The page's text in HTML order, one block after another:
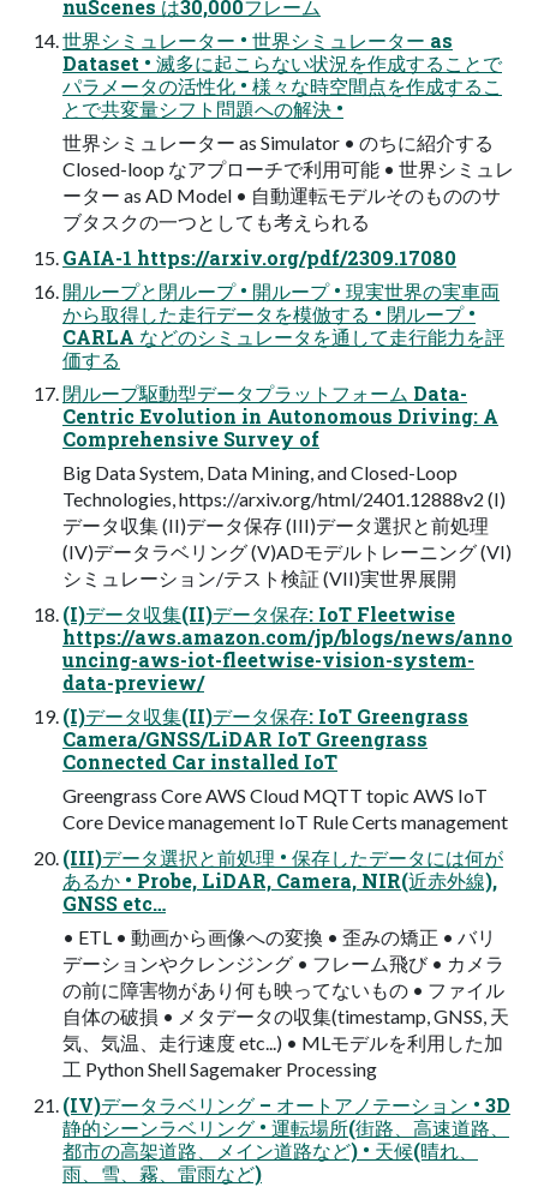
nuScenes は30,000フレーム
世界シミュレーター • 世界シミュレーター as
Dataset • 滅多に起こらない状況を作成することで
パラメータの活性化 • 様々な時空間点を作成するこ
とで共変量シフト問題への解決 •
世界シミュレーター as Simulator • のちに紹介する
Closed-loop なアプローチで利⽤可能 • 世界シミュレ
ーター as AD Model • ⾃動運転モデルそのもののサ
ブタスクの⼀つとしても考えられる
GAIA-1 https://arxiv.org/pdf/2309.17080
開ループと閉ループ • 開ループ • 現実世界の実⾞両
から取得した⾛⾏データを模倣する • 閉ループ •
CARLA などのシミュレータを通して⾛⾏能⼒を評
価する
閉ループ駆動型データプラットフォーム Data-
Centric Evolution in Autonomous Driving: A
Comprehensive Survey of
Big Data System, Data Mining, and Closed-Loop
Technologies, https://arxiv.org/html/2401.12888v2 (I)
データ収集 (II)データ保存 (III)データ選択と前処理
(IV)データラベリング (V)ADモデルトレーニング (VI)
シミュレーション/テスト検証 (VII)実世界展開
(I)データ収集(II)データ保存: IoT Fleetwise
https://aws.amazon.com/jp/blogs/news/anno
uncing-aws-iot-fleetwise-vision-system-
data-preview/
(I)データ収集(II)データ保存: IoT Greengrass
Camera/GNSS/LiDAR IoT Greengrass
Connected Car installed IoT
Greengrass Core AWS Cloud MQTT topic AWS IoT
Core Device management IoT Rule Certs management
(III)データ選択と前処理 • 保存したデータには何が
あるか • Probe, LiDAR, Camera, NIR(近⾚外線),
GNSS etc…
• ETL • 動画から画像への変換 • 歪みの矯正 • バリ
デーションやクレンジング • フレーム⾶び • カメラ
の前に障害物があり何も映ってないもの • ファイル
⾃体の破損 • メタデータの収集(timestamp, GNSS, 天
気、気温、⾛⾏速度 etc...) • MLモデルを利⽤した加
⼯ Python Shell Sagemaker Processing
(IV)データラベリング – オートアノテーション • 3D
静的シーンラベリング • 運転場所(街路、⾼速道路、
都市の⾼架道路、メイン道路など) • 天候(晴れ、
⾬、雪、霧、雷⾬など)